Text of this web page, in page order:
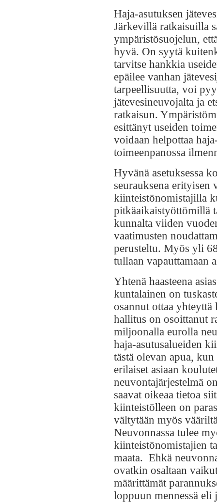
Haja-asutuksen
Järkevillä ratkaisuilla
ympäristösuojelun,
hyvä. On syytä
tarvitse hankkia
epäilee vanhan
tarpeellisuutta, voi
jätevesineuvojalta ja
ratkaisun.
esittänyt useiden
voidaan helpottaa
toimeenpanossa
Hyvänä asetuksessa
seurauksena erityisen
kiinteistönomistajilla
pitkäaikaistyöttömillä
kunnalta viiden
vaatimusten
perusteltu. Myös yli
tullaan vapauttamaan
Yhtenä haasteena
kuntalainen on
osannut ottaa
hallitus on osoittanut
miljoonalla eurolla
haja-asutusalueiden
tästä olevan apua,
erilaiset asiaan
neuvontajärjestelmä
saavat oikeaa tietoa
kiinteistölleen on
vältytään myös
Neuvonnassa tulee
kiinteistönomistajien
maata. Ehkä
ovatkin osaltaan
määrittämät
loppuun mennessä eli